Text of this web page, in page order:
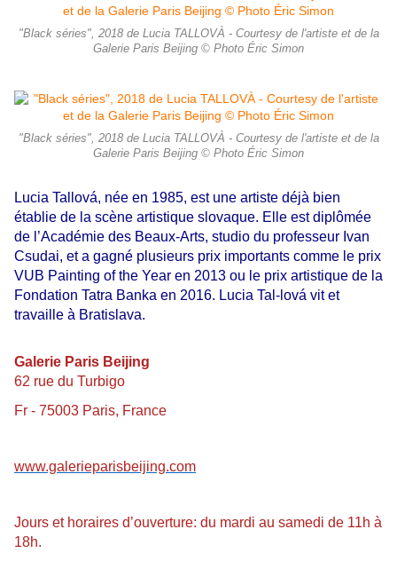
"Black séries", 2018 de Lucia TALLOVÀ - Courtesy de l'artiste et de la
Galerie Paris Beijing © Photo Éric Simon
"Black séries", 2018 de Lucia TALLOVÀ - Courtesy de l'artiste et de la
Galerie Paris Beijing © Photo Éric Simon
Lucia Tallová, née en 1985, est une artiste déjà bien
établie de la scène artistique slovaque. Elle est diplômée
de l’Académie des Beaux-Arts, studio du professeur Ivan
Csudai, et a gagné plusieurs prix importants comme le prix
VUB Painting of the Year en 2013 ou le prix artistique de la
Fondation Tatra Banka en 2016. Lucia Tal-lová vit et
travaille à Bratislava.
Galerie Paris Beijing
62 rue du Turbigo
Fr - 75003 Paris, France
www.galerieparisbeijing.com
Jours et horaires d’ouverture: du mardi au samedi de 11h à
18h.